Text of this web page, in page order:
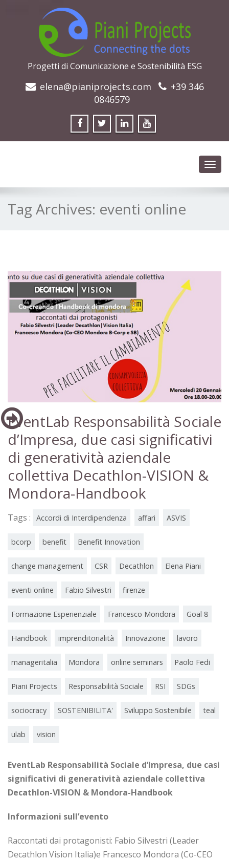
Progetti di Comunicazione e Sostenibilità ESG
elena@pianiprojects.com
+39 346
0846579
Tag Archives: eventi online
EventLab Responsabilità Sociale
d’Impresa, due casi significativi
di generatività aziendale
collettiva Decathlon-VISION &
Mondora-Handbook
Tags : Accordi di Interdipendenza affari ASVIS
bcorp benefit Benefit Innovation
change management CSR Decathlon Elena Piani
eventi online Fabio Silvestri firenze
Formazione Esperienziale Francesco Mondora Goal 8
Handbook imprenditorialità Innovazione lavoro
manageritalia Mondora online seminars Paolo Fedi
Piani Projects Responsabilità Sociale RSI SDGs
sociocracy SOSTENIBILITA' Sviluppo Sostenibile teal
ulab vision
EventLab Responsabilità Sociale d’Impresa, due casi
significativi di generatività aziendale collettiva
Decathlon-VISION & Mondora-Handbook
Informazioni sull’evento
Raccontati dai protagonisti: Fabio Silvestri (Leader
Decathlon Vision Italia)e Francesco Mondora (Co-CEO